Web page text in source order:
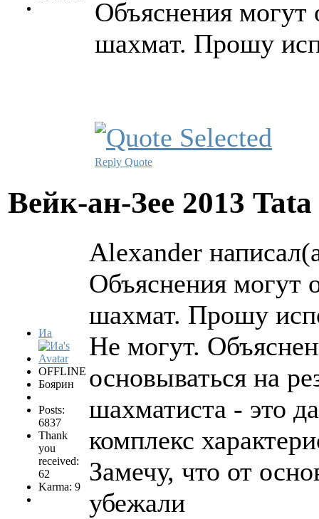
Объяснения могут
шахмат. Прошу
Reply Quote
Вейк-ан-Зее 2013
Иа
OFFLINE
Боярин
Posts:
6837
Thank
you
received:
62
Karma: 9
Alexander
Объяснения могут
шахмат. Прошу
Не могут.
основываться на
шахматиста - это
комплекс
Замечу, что от
убежали